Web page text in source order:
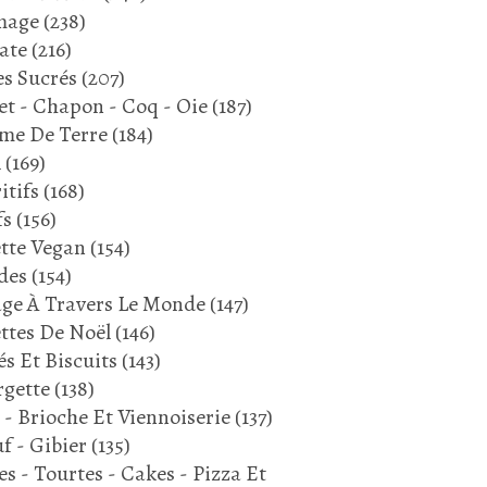
BRANCHE DE CÉLERI
CHAMPIGNONS
DE LA MORT
PANAIS
PLAT COMPLET
(238)
(216)
Sucrés (207)
- Chapon - Coq - Oie(187)
De Terre(184)
(169)
(168)
(156)
Vegan (154)
(154)
À Travers Le Monde(147)
De Noël(146)
Et Biscuits (143)
(138)
Brioche Et Viennoiserie(137)
- Gibier (135)
- Tourtes - Cakes - Pizza Et